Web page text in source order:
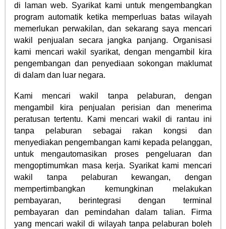
di laman web. Syarikat kami untuk mengembangkan
program automatik ketika memperluas batas wilayah
memerlukan perwakilan, dan sekarang saya mencari
wakil penjualan secara jangka panjang. Organisasi
kami mencari wakil syarikat, dengan mengambil kira
pengembangan dan penyediaan sokongan maklumat
di dalam dan luar negara.
Kami mencari wakil tanpa pelaburan, dengan
mengambil kira penjualan perisian dan menerima
peratusan tertentu. Kami mencari wakil di rantau ini
tanpa pelaburan sebagai rakan kongsi dan
menyediakan pengembangan kami kepada pelanggan,
untuk mengautomasikan proses pengeluaran dan
mengoptimumkan masa kerja. Syarikat kami mencari
wakil tanpa pelaburan kewangan, dengan
mempertimbangkan kemungkinan melakukan
pembayaran, berintegrasi dengan terminal
pembayaran dan pemindahan dalam talian. Firma
yang mencari wakil di wilayah tanpa pelaburan boleh